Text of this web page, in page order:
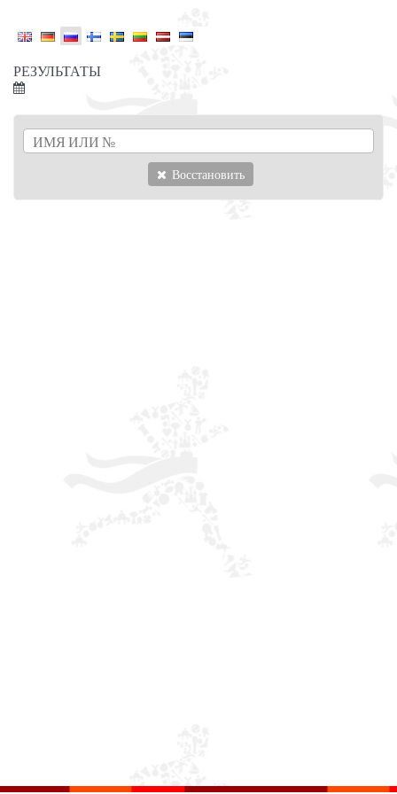
РЕЗУЛЬТАТЫ
Восстановить